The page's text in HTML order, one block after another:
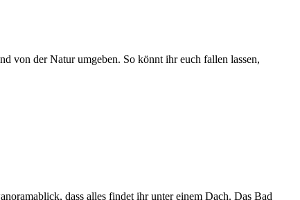
von der Natur umgeben. So könnt ihr euch fallen lassen,
dass alles findet ihr unter einem Dach. Das Bad